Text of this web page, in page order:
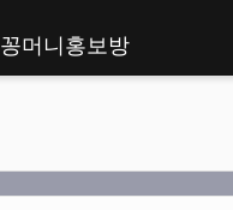
꽁머니홍보방